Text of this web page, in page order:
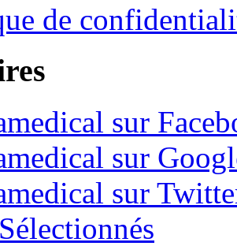
de
sur
sur
sur